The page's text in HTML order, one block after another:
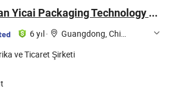
Foshan Yicai Packaging Technology Co., Ltd.
6 yıl·
Guangdong, China
ve Ticaret Şirketi